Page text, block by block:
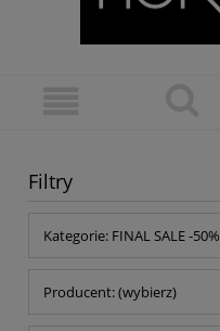
Filtry
Kategorie: FINAL SALE -50%
Producent: (wybierz)